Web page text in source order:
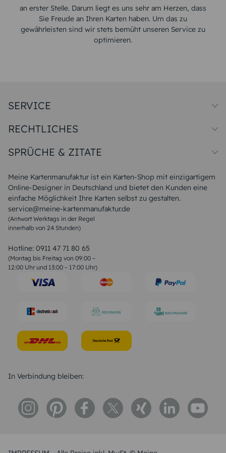
an erster Stelle. Darum liegt es uns sehr am Herzen, dass
Sie Freude an Ihren Karten haben. Um das zu
gewährleisten sind wir stets bemüht unseren Service zu
optimieren.
Meine Kartenmanufaktur ist ein Karten-Shop mit einzigartigem
Online-Designer in Deutschland und bietet den Kunden eine
einfache Möglichkeit Ihre Karten selbst zu gestalten.
service@meine-kartenmanufaktur.de
(Antwort Werktags in der Regel
innerhalb von 24 Stunden)
Hotline: 0911 47 71 80 65
(Montag bis Freitag von 09:00 –
12:00 Uhr und 13:00 – 17:00 Uhr)
SERVICE
Papiersorten
Unsere Produktion
Magazin
FAQ
RECHTLICHES
Widerrufsbelehrung
SPRÜCHE & ZITATE
Liebeskummer Sprüche
Sommer Sprüche
Muttertagssprüche
Sprüche zur Hochzeit
Sprüche zur Konfirmation & Kommunion
Weihnachtsgedichte
Liebessprüche
Geburtstagssprüche
Trauersprüche
Konfirmation Glückwünsche
In Verbindung bleiben: